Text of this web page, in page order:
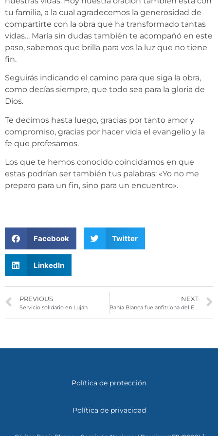
tu familia, a la cual agradecemos la generosidad de
compartirte con la obra que ha transformado tantas
vidas… María sin dudas también te acompañó en este
paso, sabemos que brilla para vos la luz que no tiene
fin.
Seguirás indicando el camino para que siga la obra,
como decías siempre, que todo sea para la gloria de
Dios.
Te decimos hasta luego, gracias por tanto amor y
compromiso, gracias por hacer vida el evangelio y la
fe que profesamos.
Los que te hemos conocido coincidamos en que
estas podrían ser también tus palabras: «Yo no me
preparo para un fin, sino para un encuentro».
Facebook Twitter
LinkedIn
PREVIOUS
Servicio solidario en Luján
NEXT
Bahía Blanca fue anfitriona del Encuentro Regional
Política de protección
Política de privacidad